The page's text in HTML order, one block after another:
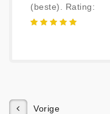
(beste).
Rating:
Vorige